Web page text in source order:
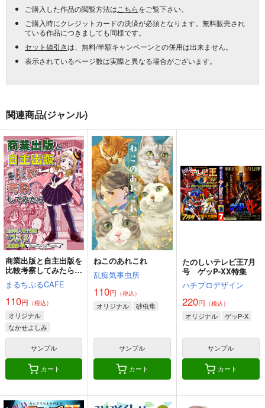
ご購入した作品の閲覧方法は こちらをご覧下さい。
ご購入時にクレジットカードの決済が必須となります。無料販売され
ている作品につきましても同様です。
セット値引きは、無料/半額キャンペーンとの併用は出来ません。
表示されているページ数は実際と異なる場合がございます。
関連商品(ジャンル)
商業出版と自主出版を
比較考察してみたら
創作同人電子書籍のス
スメ2026年
まるちぷるCAFE
110円 （税込）
オリジナル
なかせよしみ
頼子さん
きんどるちゃん
サンプル
カート
ねこのあれこれ
乱痴気事虫所
110円 （税込）
オリジナル 砂虫隼
サンプル
カート
たのしいテレビ王7月
号 ゲッP-XX特集
ハチプロデザイン
220円 （税込）
オリジナル ゲッP-X
サンプル
カート